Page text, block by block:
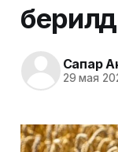
Сапар
29 мая